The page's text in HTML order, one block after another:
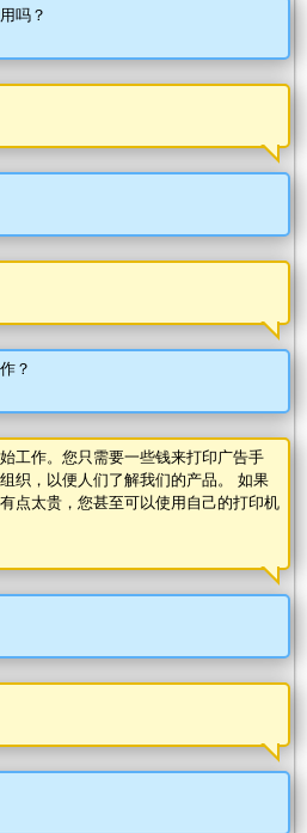
吗？
？
工作。您只需要一些钱来打印广告手
织，以便人们了解我们的产品。 如果
点太贵，您甚至可以使用自己的打印机